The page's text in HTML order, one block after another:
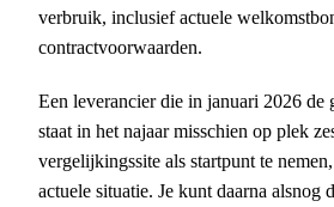
verbruik, inclusief actuele
contractvoorwaarden.
Een leverancier die in januari 2026 de
staat in het najaar misschien op plek
vergelijkingssite als startpunt te
actuele situatie. Je kunt daarna alsnog